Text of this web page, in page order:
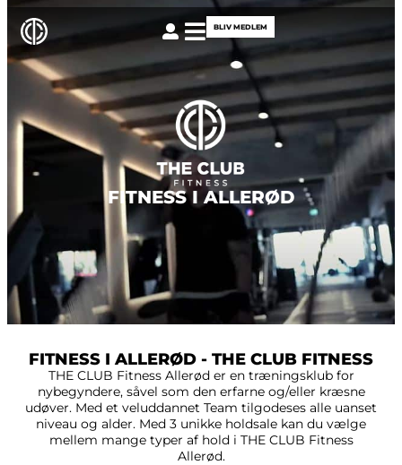
BLIV MEDLEM
FITNESS I ALLERØD
FITNESS I ALLERØD - THE CLUB FITNESS
THE CLUB Fitness Allerød er en træningsklub for
nybegyndere, såvel som den erfarne og/eller kræsne
udøver. Med et veluddannet Team tilgodeses alle uanset
niveau og alder. Med 3 unikke holdsale kan du vælge
mellem mange typer af hold i THE CLUB Fitness
Allerød.